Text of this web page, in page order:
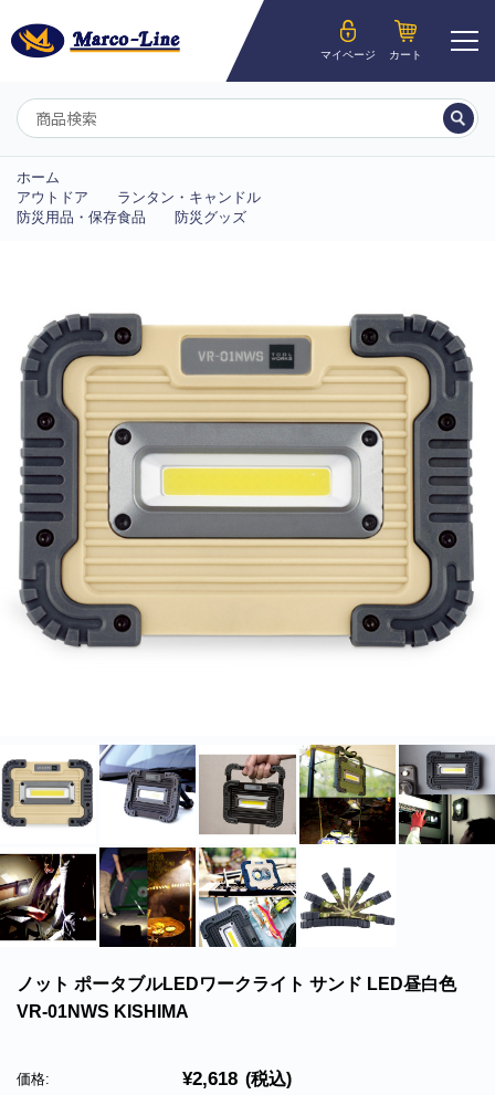
マイページ カート
ホーム
アウトドア
ランタン・キャンドル
防災用品・保存食品
防災グッズ
ノット ポータブルLEDワークライト サンド LED昼白色
VR-01NWS KISHIMA
価格: ¥2,618 (税込)
ようこそ__MEMBER_LASTNAME__様
マイページ
北海道・沖縄のお客様には一部送料のご負担をお願いいたします。割引サービスは一
部除外品があります。